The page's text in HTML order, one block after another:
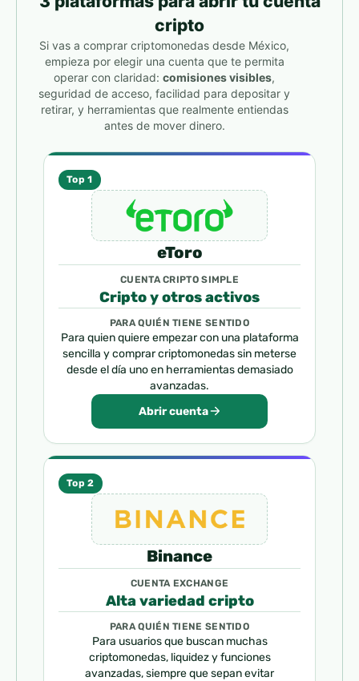
cripto
Si vas a comprar criptomonedas desde México,
empieza por elegir una cuenta que te permita
operar con claridad: comisiones visibles,
seguridad de acceso, facilidad para depositar y
retirar, y herramientas que realmente entiendas
antes de mover dinero.
Top 1
eToro
CUENTA CRIPTO SIMPLE
Cripto y otros activos
PARA QUIÉN TIENE SENTIDO
Para quien quiere empezar con una plataforma
sencilla y comprar criptomonedas sin meterse
desde el día uno en herramientas demasiado
avanzadas.
Abrir cuenta
Top 2
Binance
CUENTA EXCHANGE
Alta variedad cripto
PARA QUIÉN TIENE SENTIDO
Para usuarios que buscan muchas
criptomonedas, liquidez y funciones
avanzadas, siempre que sepan evitar